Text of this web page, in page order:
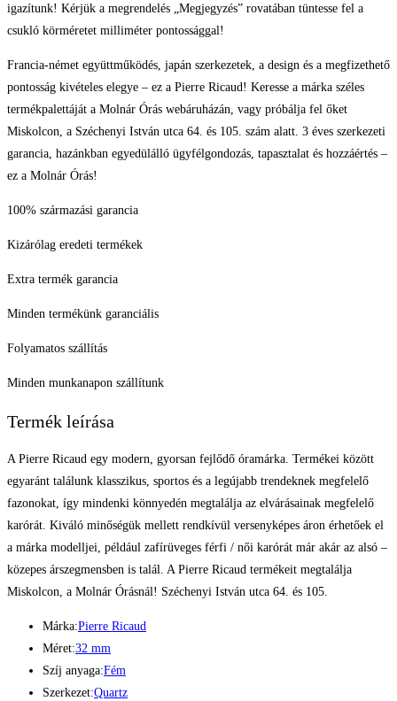
igazítunk! Kérjük a megrendelés „Megjegyzés” rovatában tüntesse fel a
csukló körméretet milliméter pontossággal!
Francia-német együttműködés, japán szerkezetek, a design és a megfizethető
pontosság kivételes elegye – ez a Pierre Ricaud! Keresse a márka széles
termékpalettáját a Molnár Órás webáruházán, vagy próbálja fel őket
Miskolcon, a Széchenyi István utca 64. és 105. szám alatt. 3 éves szerkezeti
garancia, hazánkban egyedülálló ügyfélgondozás, tapasztalat és hozzáértés –
ez a Molnár Órás!
100% származási garancia
Kizárólag eredeti termékek
Extra termék garancia
Minden termékünk garanciális
Folyamatos szállítás
Minden munkanapon szállítunk
Termék leírása
A Pierre Ricaud egy modern, gyorsan fejlődő óramárka. Termékei között
egyaránt találunk klasszikus, sportos és a legújabb trendeknek megfelelő
fazonokat, így mindenki könnyedén megtalálja az elvárásainak megfelelő
karórát. Kiváló minőségük mellett rendkívül versenyképes áron érhetőek el
a márka modelljei, például zafírüveges férfi / női karórát már akár az alsó –
közepes árszegmensben is talál. A Pierre Ricaud termékeit megtalálja
Miskolcon, a Molnár Órásnál! Széchenyi István utca 64. és 105.
Márka:Pierre Ricaud
Méret:32 mm
Szíj anyaga:Fém
Szerkezet:Quartz